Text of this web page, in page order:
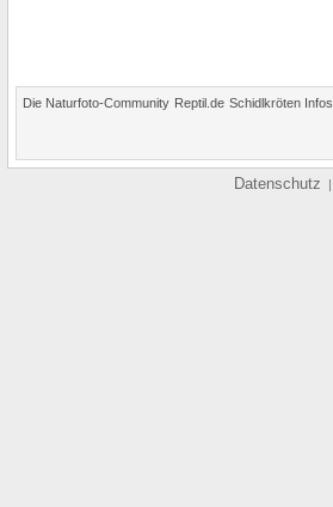
Die Naturfoto-Community Reptil.de Schidlkröten Infos
Datenschutz |